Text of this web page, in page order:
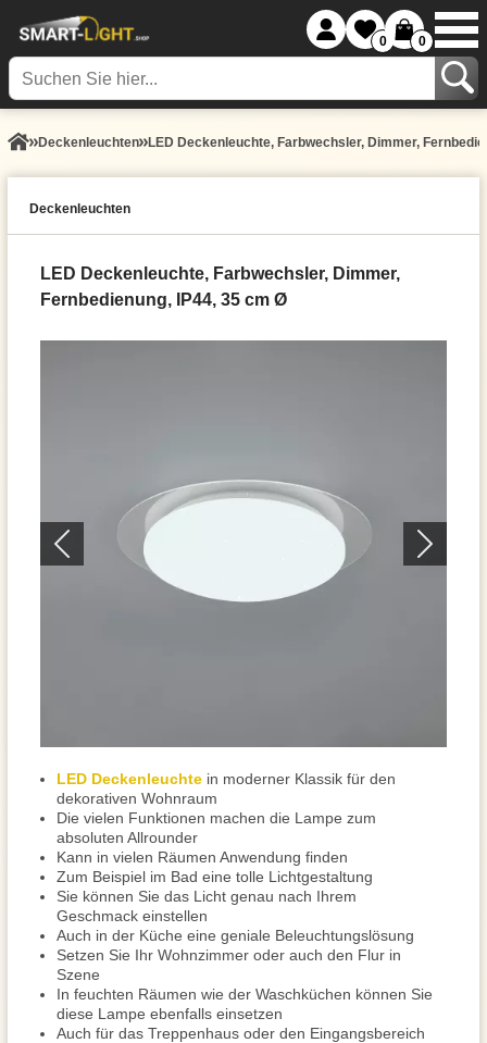
0 0
Decken­leuchten LED Deckenleuchte, Farbwechsler, Dimmer,
Decken­leuchten
LED Deckenleuchte, Farbwechsler, Dimmer,
Fernbedienung, IP44, 35 cm Ø
LED Deckenleuchte in moderner Klassik für den
dekorativen Wohnraum
Die vielen Funktionen machen die Lampe zum
absoluten Allrounder
Kann in vielen Räumen Anwendung finden
Zum Beispiel im Bad eine tolle Lichtgestaltung
Sie können Sie das Licht genau nach Ihrem
Geschmack einstellen
Auch in der Küche eine geniale Beleuchtungslösung
Setzen Sie Ihr Wohnzimmer oder auch den Flur in
Szene
In feuchten Räumen wie der Waschküchen können Sie
diese Lampe ebenfalls einsetzen
Auch für das Treppenhaus oder den Eingangsbereich